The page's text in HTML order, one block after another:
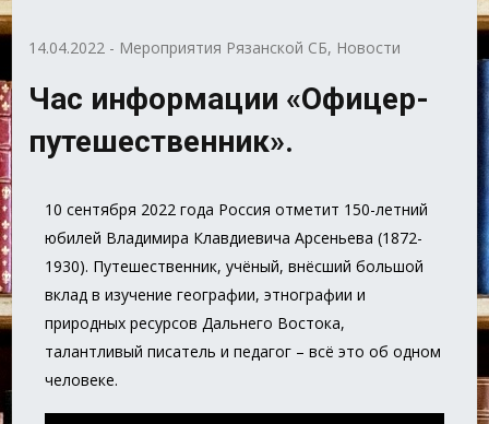
14.04.2022 - Мероприятия Рязанской СБ, Новости
Час информации «Офицер-
путешественник».
10 сентября 2022 года Россия отметит 150-летний
юбилей Владимира Клавдиевича Арсеньева (1872-
1930). Путешественник, учёный, внёсший большой
вклад в изучение географии, этнографии и
природных ресурсов Дальнего Востока,
талантливый писатель и педагог – всё это об одном
человеке.